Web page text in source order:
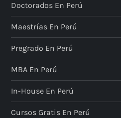
Doctorados En Perú
Maestrías En Perú
Pregrado En Perú
MBA En Perú
In-House En Perú
Cursos Gratis En Perú